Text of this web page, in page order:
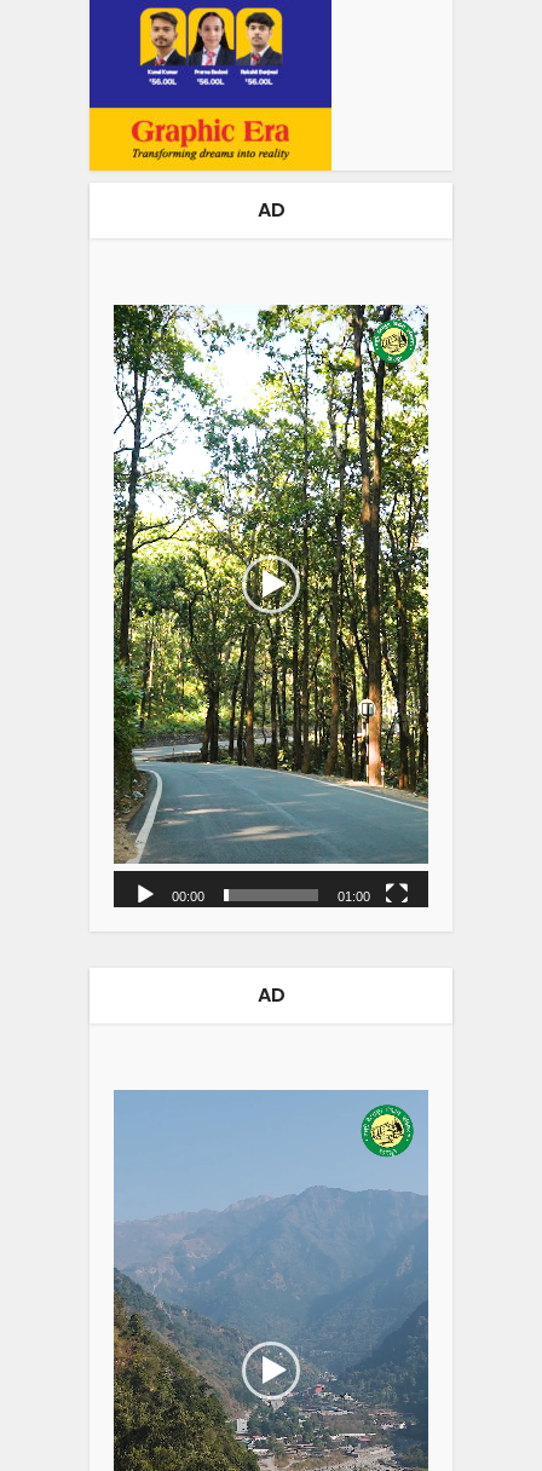
AD
00:00 01:00
AD
Player